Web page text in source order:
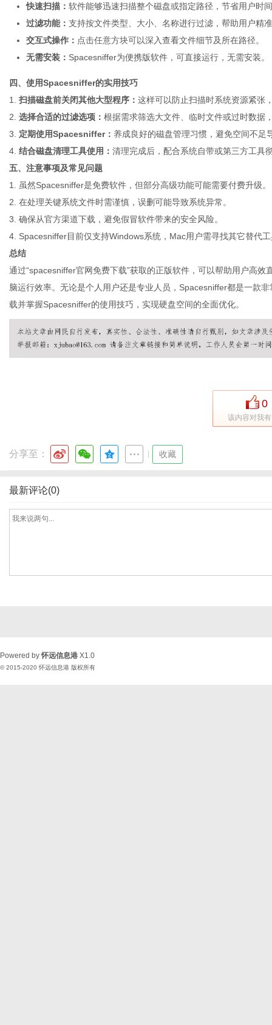
快速扫描： 软件能够迅速扫描整个磁盘或指定路径，节省用户时
过滤功能： 支持按文件类型、大小、名称进行过滤，帮助用户精
交互式操作： 点击任意方块可以深入查看文件细节及所在路径。
无需安装： Spacesniffer为便携版软件，可直接运行，无需安装。
四、使用Spacesniffer的实用技巧
1. 扫描磁盘前关闭其他大型程序： 这样可以防止扫描时系统资源紧张
2. 选择合适的过滤选项： 根据需求筛选大文件、临时文件或过时数据
3. 定期使用Spacesniffer： 养成良好的磁盘管理习惯，避免空间不足
4. 结合磁盘清理工具使用： 清理完成后，配合系统自带或第三方工具
五、注意事项及常见问题
1. 虽然Spacesniffer是免费软件，但部分高级功能可能需要付费升级。
2. 在处理关键系统文件时需谨慎，误删可能导致系统异常。
3. 确保从官方渠道下载，避免假冒软件带来的安全风险。
4. Spacesniffer目前仅支持Windows系统，Mac用户需寻找其它替代
总结
通过“spacesniffer官网免费下载”获取的正版软件，可以帮助用户高
脑运行效率。无论是个人用户还是专业人员，Spacesniffer都是一款
载并掌握Spacesniffer的使用技巧，实现硬盘空间的全面优化。
0
该内容对我
分享至： 收藏
最新评论(0)
Powered by怀远信息港 X1.0
© 2015-2020 怀远信息港 版权所有